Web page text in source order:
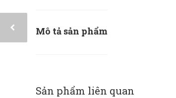
Mô tả sản phẩm
Sản phẩm liên quan